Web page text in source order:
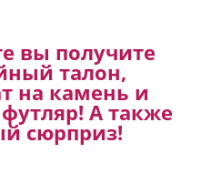
вы получите
талон,
на камень и
А также
сюрприз!